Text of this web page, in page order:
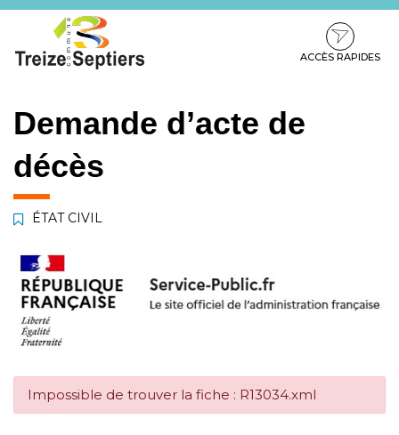
contenu
pied
ACCÈS RAPIDES
Demande d’acte de
décès
ÉTAT CIVIL
Impossible de trouver la fiche : R13034.xml